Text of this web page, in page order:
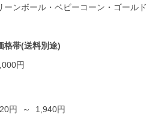
ーンボール・ベビーコーン・ゴールド
格帯(送料別途)
円
円 ～ 1,940円